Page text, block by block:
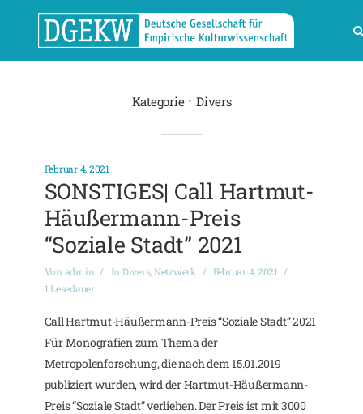
Kategorie Divers
Februar 4, 2021
SONSTIGES| Call Hartmut-
Häußermann-Preis
“Soziale Stadt” 2021
Von admin In Divers,Netzwerk
Februar 4, 2021
1 Lesedauer
Call Hartmut-Häußermann-Preis “Soziale Stadt” 2021
Für Monografien zum Thema der
Metropolenforschung, die nach dem 15.01.2019
publiziert wurden, wird der Hartmut-Häußermann-
Preis “Soziale Stadt” verliehen. Der Preis ist mit 3000